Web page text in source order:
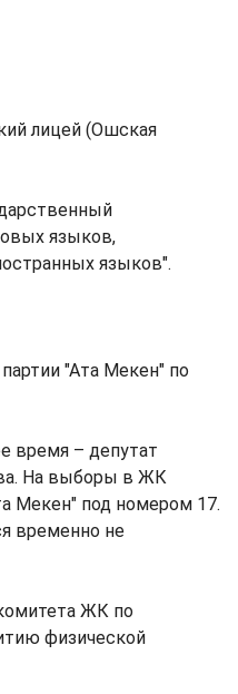
лицей (Ошская
языков,
языков".
"Ата Мекен" по
время – депутат
На выборы в ЖК
Мекен" под номером 17.
временно не
ЖК по
физической